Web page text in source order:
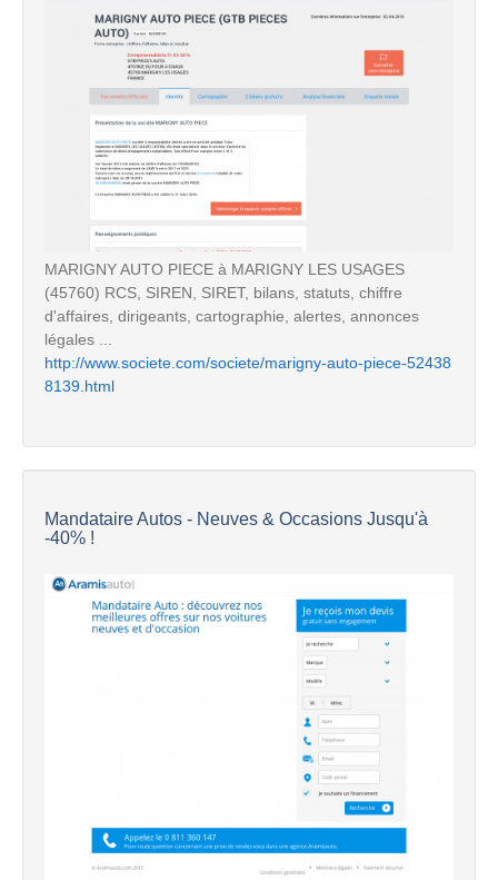
MARIGNY AUTO PIECE à MARIGNY LES USAGES
(45760) RCS, SIREN, SIRET, bilans, statuts, chiffre
d'affaires, dirigeants, cartographie, alertes, annonces
légales ...
http://www.societe.com/societe/marigny-auto-piece-52438
8139.html
Mandataire Autos - Neuves & Occasions Jusqu'à
-40% !